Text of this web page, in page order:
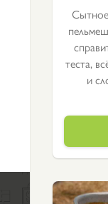
теста,
и